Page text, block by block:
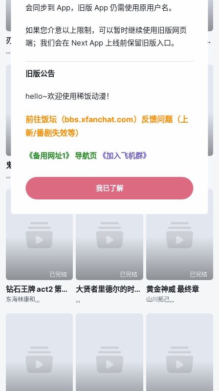
已完结
刃牙道 第2部分
,,,
已完结
刃牙道 第2部分 公立海老栖川高校天闷部
已完结
鬼泣 第二季
已完结
已完结
钻石王牌 act2 第二季
东海林康和,,,
已完结
大贤者里德尔的时空逆行
,,,
已完结
黄金神威 最终章
山川拓己,,,
会同步到 App，旧版 App 仍需使用原用户名。
如果您介意以上限制，可以暂时继续使用旧版网页
端；我们会在 Next App 上线前保留旧版入口。
旧版公告
hello~欢迎使用稀饭动漫！
前往饭坛（bbs.xfanchat.com）反馈问题（上
新/番剧失效等）
《备用网址1》 导航页 《加入飞机群》
我已了解